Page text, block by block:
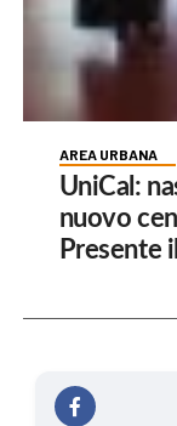
AREA URBANA
UniCal:
nuovo
Presente